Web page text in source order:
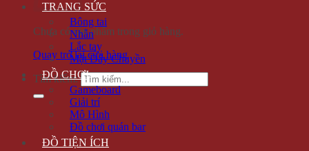
Chưa có sản phẩm trong giỏ hàng.
Quay trở lại cửa hàng
Tìm kiếm:
TRANG SỨC
Bông tai
Nhẫn
Lắc tay
Mặt Dây Chuyền
ĐỒ CHƠI
Gameboard
Giải trí
Mô Hình
Đồ chơi quán bar
ĐỒ TIỆN ÍCH